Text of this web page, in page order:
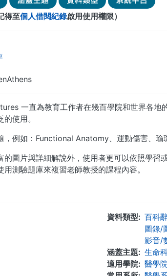
得至個人借閱紀錄啟用使用權限）
一直為教育工作者在幾百學院和世界各
使用。
，例如：Functional Anatomy、運動傷害、瑜
的圖片與詳細解說外，使用者更可以依照學
測驗題庫來複習老師教授的課程內容。
資料類型
百科
圖錄/
影音/
涵蓋主題
生命
適用學院
醫學